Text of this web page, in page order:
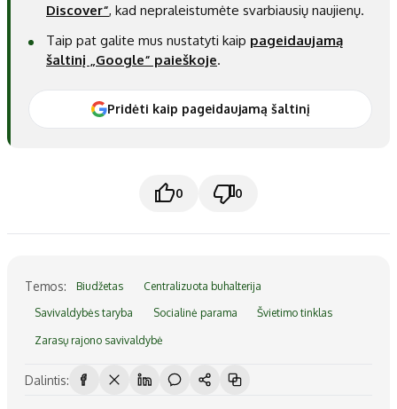
Discover“, kad nepraleistumėte svarbiausių naujienų.
Taip pat galite mus nustatyti kaip pageidaujamą
šaltinį „Google“ paieškoje.
Pridėti kaip pageidaujamą šaltinį
0 0
Temos: Biudžetas Centralizuota buhalterija
Savivaldybės taryba Socialinė parama Švietimo tinklas
Zarasų rajono savivaldybė
Dalintis: